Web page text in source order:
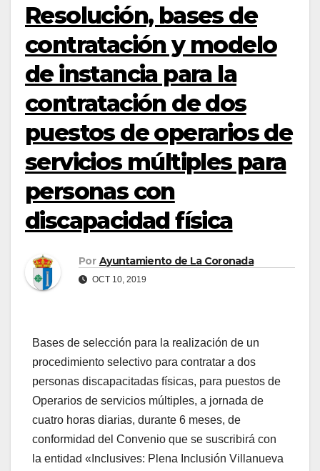
Resolución, bases de
contratación y modelo
de instancia para la
contratación de dos
puestos de operarios de
servicios múltiples para
personas con
discapacidad física
Por Ayuntamiento de La Coronada
OCT 10, 2019
Bases de selección para la realización de un
procedimiento selectivo para contratar a dos
personas discapacitadas físicas, para puestos de
Operarios de servicios múltiples, a jornada de
cuatro horas diarias, durante 6 meses, de
conformidad del Convenio que se suscribirá con
la entidad «Inclusives: Plena Inclusión Villanueva